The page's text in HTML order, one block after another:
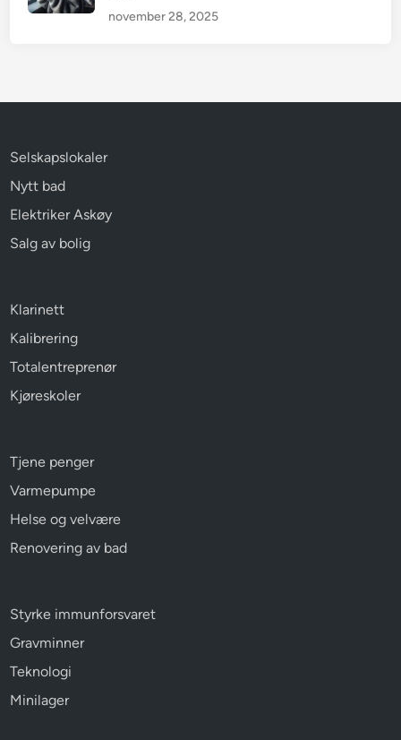
november 28, 2025
Selskapslokaler
Nytt bad
Elektriker Askøy
Salg av bolig
Klarinett
Kalibrering
Totalentreprenør
Kjøreskoler
Tjene penger
Varmepumpe
Helse og velvære
Renovering av bad
Styrke immunforsvaret
Gravminner
Teknologi
Minilager